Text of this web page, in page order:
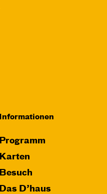
Informationen
Programm
Karten
Besuch
Das D’haus